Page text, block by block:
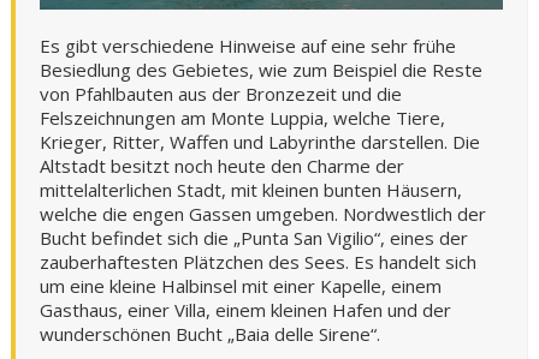
Es gibt verschiedene Hinweise auf eine sehr frühe
Besiedlung des Gebietes, wie zum Beispiel die Reste
von Pfahlbauten aus der Bronzezeit und die
Felszeichnungen am Monte Luppia, welche Tiere,
Krieger, Ritter, Waffen und Labyrinthe darstellen. Die
Altstadt besitzt noch heute den Charme der
mittelalterlichen Stadt, mit kleinen bunten Häusern,
welche die engen Gassen umgeben. Nordwestlich der
Bucht befindet sich die „Punta San Vigilio“, eines der
zauberhaftesten Plätzchen des Sees. Es handelt sich
um eine kleine Halbinsel mit einer Kapelle, einem
Gasthaus, einer Villa, einem kleinen Hafen und der
wunderschönen Bucht „Baia delle Sirene“.